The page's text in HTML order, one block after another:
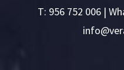
T: 956 752 006 |
v@ofn
i